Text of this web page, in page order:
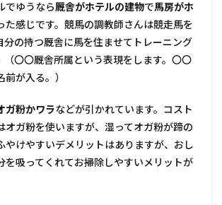
でゆうなら厩舎がホテルの建物で馬房がホ
た感じです。競馬の調教師さんは競走馬を
分の持つ厩舎に馬を住ませてトレーニング
（〇〇厩舎所属という表現をします。〇〇
が入る。）
ガ粉かワラなどが引かれています。コスト
オガ粉を使いますが、湿ってオガ粉が蹄の
やけやすいデメリットはありますが、おし
を吸ってくれてお掃除しやすいメリットが